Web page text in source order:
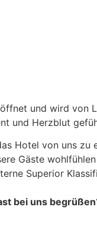
und wird von
und Herzblut
Hotel von uns zu
Gäste
Superior
bei uns